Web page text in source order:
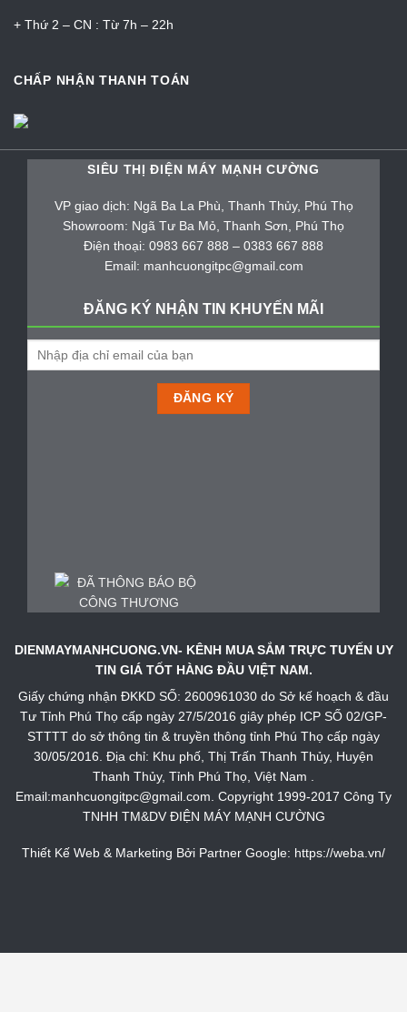
+ Thứ 2 – CN : Từ 7h – 22h
CHẤP NHẬN THANH TOÁN
SIÊU THỊ ĐIỆN MÁY MẠNH CƯỜNG
VP giao dịch: Ngã Ba La Phù, Thanh Thủy, Phú Thọ
Showroom: Ngã Tư Ba Mỏ, Thanh Sơn, Phú Thọ
Điện thoại: 0983 667 888 – 0383 667 888
Email: manhcuongitpc@gmail.com
ĐĂNG KÝ NHẬN TIN KHUYẾN MÃI
DIENMAYMANHCUONG.VN- KÊNH MUA SẮM TRỰC TUYẾN UY
TIN GIÁ TỐT HÀNG ĐẦU VIỆT NAM.
Giấy chứng nhận ĐKKD SỐ: 2600961030 do Sở kế hoạch & đầu
Tư Tỉnh Phú Thọ cấp ngày 27/5/2016 giây phép ICP SỐ 02/GP-
STTTT do sở thông tin & truyền thông tỉnh Phú Thọ cấp ngày
30/05/2016. Địa chỉ: Khu phố, Thị Trấn Thanh Thủy, Huyện
Thanh Thủy, Tỉnh Phú Thọ, Việt Nam .
Email:manhcuongitpc@gmail.com. Copyright 1999-2017 Công Ty
TNHH TM&DV ĐIỆN MÁY MẠNH CƯỜNG
Thiết Kế Web & Marketing Bởi Partner Google: https://weba.vn/